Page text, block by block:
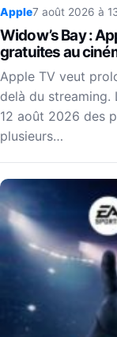
Apple7 août 2026 à
Widow’s Bay :
gratuites au
Apple TV veut
delà du streaming.
12 août 2026 des
plusieurs…